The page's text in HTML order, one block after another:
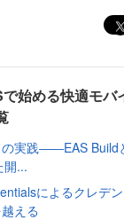
始める快適モバ
の実践――EAS Build
開...
によるクレデン
える